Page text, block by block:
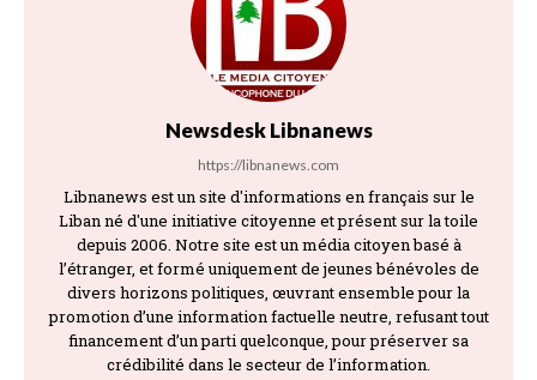
Newsdesk Libnanews
https://libnanews.com
Libnanews est un site d'informations en français sur le
Liban né d'une initiative citoyenne et présent sur la toile
depuis 2006. Notre site est un média citoyen basé à
l’étranger, et formé uniquement de jeunes bénévoles de
divers horizons politiques, œuvrant ensemble pour la
promotion d’une information factuelle neutre, refusant tout
financement d’un parti quelconque, pour préserver sa
crédibilité dans le secteur de l’information.